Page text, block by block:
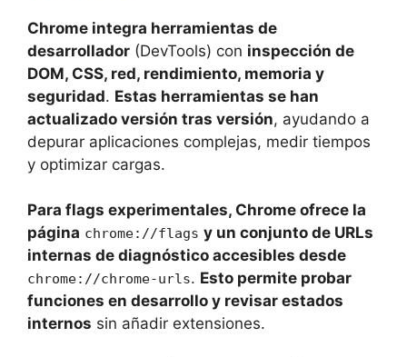
Chrome integra herramientas de
desarrollador (DevTools) con inspección de
DOM, CSS, red, rendimiento, memoria y
seguridad. Estas herramientas se han
actualizado versión tras versión, ayudando a
depurar aplicaciones complejas, medir tiempos
y optimizar cargas.
Para flags experimentales, Chrome ofrece la
página chrome://flags y un conjunto de URLs
internas de diagnóstico accesibles desde
chrome://chrome-urls. Esto permite probar
funciones en desarrollo y revisar estados
internos sin añadir extensiones.